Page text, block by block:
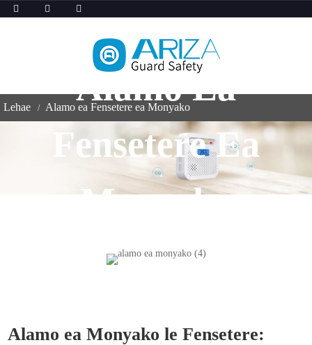
Lehae Alamo ea Fensetere ea Monyako
Alamo Ea
Fensetere Ea
Monyako
Alamo ea Monyako le Fensetere: